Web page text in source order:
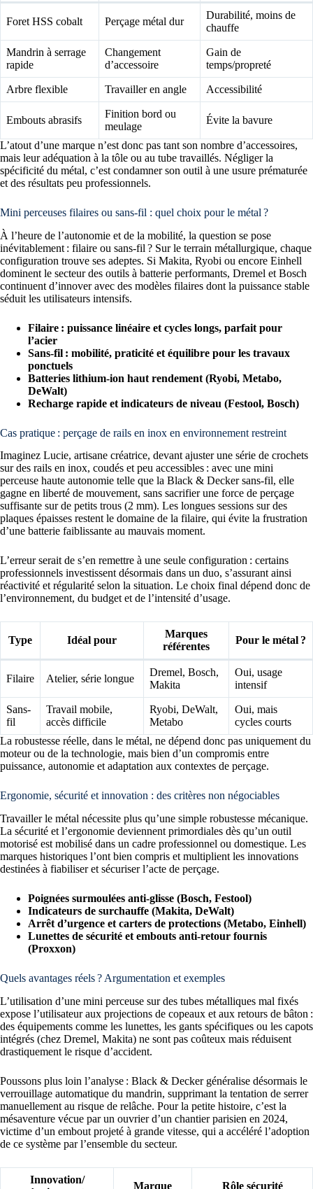
Foret HSS cobalt Perçage métal dur
Durabilité, moins de
chauffe
Mandrin à serrage
rapide
Changement
d’accessoire
Gain de
temps/propreté
Arbre flexible Travailler en angle Accessibilité
Embouts abrasifs
Finition bord ou
meulage
Évite la bavure
L’atout d’une marque n’est donc pas tant son nombre d’accessoires,
mais leur adéquation à la tôle ou au tube travaillés. Négliger la
spécificité du métal, c’est condamner son outil à une usure prématurée
et des résultats peu professionnels.
Mini perceuses filaires ou sans-fil : quel choix pour le métal ?
À l’heure de l’autonomie et de la mobilité, la question se pose
inévitablement : filaire ou sans-fil ? Sur le terrain métallurgique, chaque
configuration trouve ses adeptes. Si Makita, Ryobi ou encore Einhell
dominent le secteur des outils à batterie performants, Dremel et Bosch
continuent d’innover avec des modèles filaires dont la puissance stable
séduit les utilisateurs intensifs.
Filaire : puissance linéaire et cycles longs, parfait pour
l’acier
Sans-fil : mobilité, praticité et équilibre pour les travaux
ponctuels
Batteries lithium-ion haut rendement (Ryobi, Metabo,
DeWalt)
Recharge rapide et indicateurs de niveau (Festool, Bosch)
Cas pratique : perçage de rails en inox en environnement restreint
Imaginez Lucie, artisane créatrice, devant ajuster une série de crochets
sur des rails en inox, coudés et peu accessibles : avec une mini
perceuse haute autonomie telle que la Black & Decker sans-fil, elle
gagne en liberté de mouvement, sans sacrifier une force de perçage
suffisante sur de petits trous (2 mm). Les longues sessions sur des
plaques épaisses restent le domaine de la filaire, qui évite la frustration
d’une batterie faiblissante au mauvais moment.
L’erreur serait de s’en remettre à une seule configuration : certains
professionnels investissent désormais dans un duo, s’assurant ainsi
réactivité et régularité selon la situation. Le choix final dépend donc de
l’environnement, du budget et de l’intensité d’usage.
Type Idéal pour
Marques
référentes
Pour le métal ?
Filaire Atelier, série longue
Dremel, Bosch,
Makita
Oui, usage
intensif
Sans-
fil
Travail mobile,
accès difficile
Ryobi, DeWalt,
Metabo
Oui, mais
cycles courts
La robustesse réelle, dans le métal, ne dépend donc pas uniquement du
moteur ou de la technologie, mais bien d’un compromis entre
puissance, autonomie et adaptation aux contextes de perçage.
Ergonomie, sécurité et innovation : des critères non négociables
Travailler le métal nécessite plus qu’une simple robustesse mécanique.
La sécurité et l’ergonomie deviennent primordiales dès qu’un outil
motorisé est mobilisé dans un cadre professionnel ou domestique. Les
marques historiques l’ont bien compris et multiplient les innovations
destinées à fiabiliser et sécuriser l’acte de perçage.
Poignées surmoulées anti-glisse (Bosch, Festool)
Indicateurs de surchauffe (Makita, DeWalt)
Arrêt d’urgence et carters de protections (Metabo, Einhell)
Lunettes de sécurité et embouts anti-retour fournis
(Proxxon)
Quels avantages réels ? Argumentation et exemples
L’utilisation d’une mini perceuse sur des tubes métalliques mal fixés
expose l’utilisateur aux projections de copeaux et aux retours de bâton :
des équipements comme les lunettes, les gants spécifiques ou les capots
intégrés (chez Dremel, Makita) ne sont pas coûteux mais réduisent
drastiquement le risque d’accident.
Poussons plus loin l’analyse : Black & Decker généralise désormais le
verrouillage automatique du mandrin, supprimant la tentation de serrer
manuellement au risque de relâche. Pour la petite histoire, c’est la
mésaventure vécue par un ouvrier d’un chantier parisien en 2024,
victime d’un embout projeté à grande vitesse, qui a accéléré l’adoption
de ce système par l’ensemble du secteur.
Innovation/
Marque Rôle sécurité